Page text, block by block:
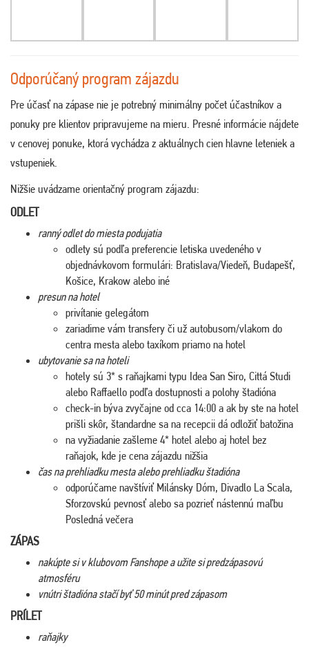
Odporúčaný program zájazdu
Pre účasť na zápase nie je potrebný minimálny počet účastníkov a
ponuky pre klientov pripravujeme na mieru. Presné informácie nájdete
v cenovej ponuke, ktorá vychádza z aktuálnych cien hlavne leteniek a
vstupeniek.
Nižšie uvádzame orientačný program zájazdu:
ODLET
ranný odlet do miesta podujatia
odlety sú podľa preferencie letiska uvedeného v
objednávkovom formulári: Bratislava/Viedeň, Budapešť,
Košice, Krakow alebo iné
presun na hotel
privítanie gelegátom
zariadime vám transfery či už autobusom/vlakom do
centra mesta alebo taxíkom priamo na hotel
ubytovanie sa na hoteli
hotely sú 3* s raňajkami typu Idea San Siro, Cittá Studi
alebo Raffaello podľa dostupnosti a polohy štadióna
check-in býva zvyčajne od cca 14:00 a ak by ste na hotel
prišli skôr, štandardne sa na recepcii dá odložiť batožina
na vyžiadanie zašleme 4* hotel alebo aj hotel bez
raňajok, kde je cena zájazdu nižšia
čas na prehliadku mesta alebo prehliadku štadióna
odporúčame navštíviť Milánsky Dóm, Divadlo La Scala,
Sforzovskú pevnosť alebo sa pozrieť nástennú maľbu
Posledná večera
ZÁPAS
nakúpte si v klubovom Fanshope a užite si predzápasovú
atmosféru
vnútri štadióna stačí byť 50 minút pred zápasom
PRÍLET
raňajky